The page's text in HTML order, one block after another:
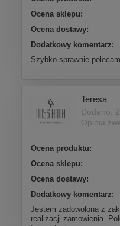
Ocena sklepu:
Ocena dostawy:
Dodatkowy komentarz:
Szybko sprawnie polecam
Teresa
Dodano:
Opinia
Ocena produktu:
Ocena sklepu:
Ocena dostawy:
Dodatkowy komentarz:
Jestem zadowolona z
realizacji zamowienia.